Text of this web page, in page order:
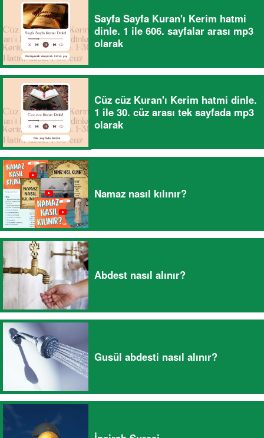
Sayfa Sayfa Kuran'ı Kerim hatmi
dinle. 1 ile 606. sayfalar arası mp3
olarak
Cüz cüz Kuran'ı Kerim hatmi dinle.
1 ile 30. cüz arası tek sayfada mp3
olarak
Namaz nasıl kılınır?
Abdest nasıl alınır?
Gusül abdesti nasıl alınır?